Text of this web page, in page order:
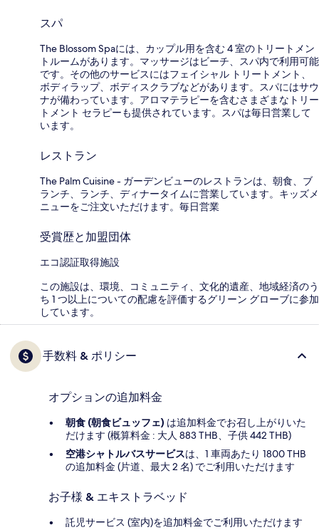
スパ
The Blossom Spaには、カップル用を含む 4 室のトリートメン
トルームがあります。マッサージはビーチ、スパ内で利用可能
です。その他のサービスにはフェイシャル トリートメント、
ボディラップ、ボディスクラブなどがあります。スパにはサウ
ナが備わっています。アロマテラピーを含むさまざまなトリー
トメント セラピーも提供されています。スパは毎日営業して
います。
レストラン
The Palm Cuisine - ガーデンビューのレストランは、朝食、ブ
ランチ、ランチ、ディナータイムに営業しています。キッズメ
ニューをご注文いただけます。毎日営業
受賞歴と加盟団体
エコ認証取得施設
この施設は、環境、コミュニティ、文化的遺産、地域経済のう
ち 1 つ以上についての配慮を評価するグリーン グローブに参加
しています。
手数料 & ポリシー
オプションの追加料金
朝食 (朝食ビュッフェ) は追加料金でお召し上がりいた
だけます (概算料金 : 大人 883 THB、子供 442 THB)
空港シャトルバスサービスは、1 車両あたり 1800 THB
の追加料金 (片道、最大 2 名) でご利用いただけます
お子様 & エキストラベッド
託児サービス (室内)を追加料金でご利用いただけます